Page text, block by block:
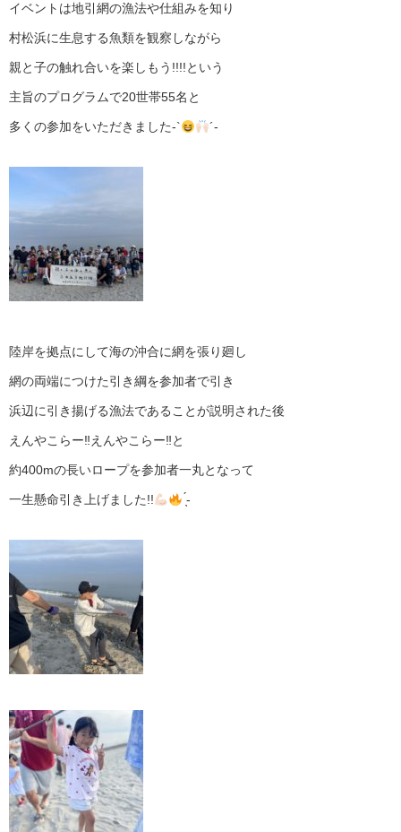
イベントは地引網の漁法や仕組みを知り
村松浜に生息する魚類を観察しながら
親と子の触れ合いを楽しもう!!!!という
主旨のプログラムで20世帯55名と
多くの参加をいただきました-` ´-
陸岸を拠点にして海の沖合に網を張り廻し
網の両端につけた引き綱を参加者で引き
浜辺に引き揚げる漁法であることが説明された後
えんやこらー‼︎えんやこらー‼︎と
約400mの長いロープを参加者一丸となって
一生懸命引き上げました!! ̖́-